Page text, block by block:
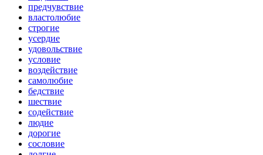
предчувствие
властолюбие
строгие
усердие
удовольствие
условие
воздействие
самолюбие
бедствие
шествие
содействие
людие
дорогие
сословие